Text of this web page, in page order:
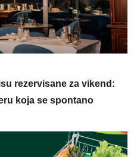
rezervisane za vikend:
koja se spontano